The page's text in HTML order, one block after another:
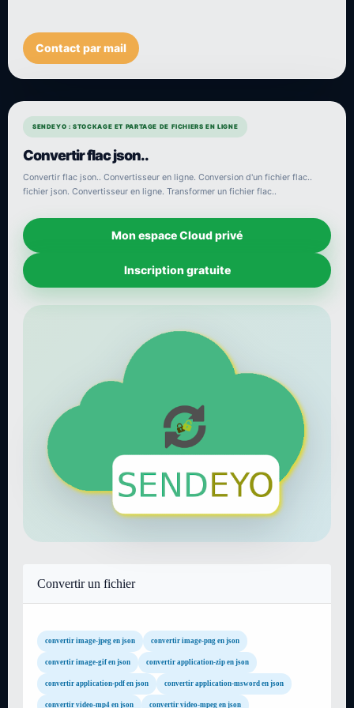
Contact par mail
SENDEYO : STOCKAGE ET PARTAGE DE FICHIERS EN LIGNE
Convertir flac json..
Convertir flac json.. Convertisseur en ligne. Conversion d'un fichier flac..
fichier json. Convertisseur en ligne. Transformer un fichier flac..
Mon espace Cloud privé
Inscription gratuite
Convertir un fichier
convertir image-jpeg en json convertir image-png en json
convertir image-gif en json convertir application-zip en json
convertir application-pdf en json convertir application-msword en json
convertir video-mp4 en json convertir video-mpeg en json